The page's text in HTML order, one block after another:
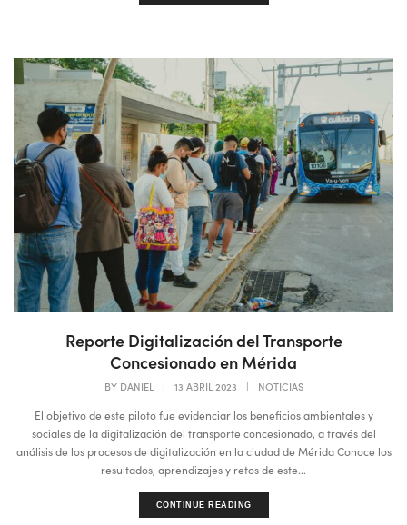
Reporte Digitalización del Transporte
Concesionado en Mérida
BY DANIEL | 13 ABRIL 2023 | NOTICIAS
El objetivo de este piloto fue evidenciar los beneficios ambientales y
sociales de la digitalización del transporte concesionado, a través del
análisis de los procesos de digitalización en la ciudad de Mérida Conoce los
resultados, aprendizajes y retos de este...
CONTINUE READING